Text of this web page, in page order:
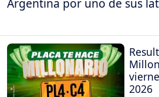
Argentina por uno de sus
2026